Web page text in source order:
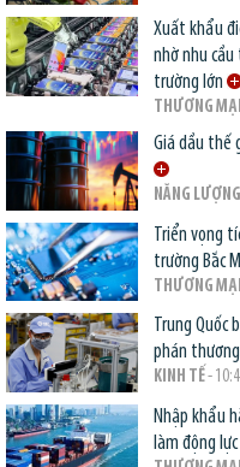
Xuất khẩu
nhờ nhu
trường lớn
THƯƠNG MẠI
Giá dầu thế
NĂNG LƯỢNG
Triển vọng
trường Bắc
THƯƠNG MẠI
Trung
phán thương
KINH TẾ-
Nhập khẩu
làm động